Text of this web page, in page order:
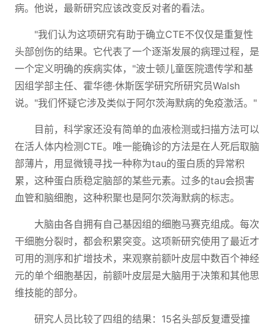
病。他说，最新研究应该改变反对者的看法。
"我们认为这项研究有助于确立CTE不仅仅是重复性
头部创伤的结果。它代表了一个逐渐发展的病理过程，是
一个定义明确的疾病实体，"波士顿儿童医院遗传学和基
因组学部主任、霍华德·休斯医学研究所研究员Walsh
说。"我们怀疑它涉及类似于阿尔茨海默病的免疫激活。"
目前，科学家还没有简单的血液检测或扫描方法可以
在活人体内检测CTE。唯一能确诊的方法是在人死后取脑
部薄片，用显微镜寻找一种称为tau的蛋白质的异常积
累，这种蛋白质稳定脑部的某些元素。过多的tau会损害
血管和脑细胞，这种积聚也是阿尔茨海默病的标志。
大脑由各自拥有自己基因组的细胞马赛克组成。每次
干细胞分裂时，都会积累突变。这项新研究使用了最近才
可用的测序和扩增技术，来观察前额叶皮层中数百个神经
元的单个细胞基因，前额叶皮层是大脑用于决策和其他思
维技能的部分。
研究人员比较了四组的结果：15名头部反复遭受撞